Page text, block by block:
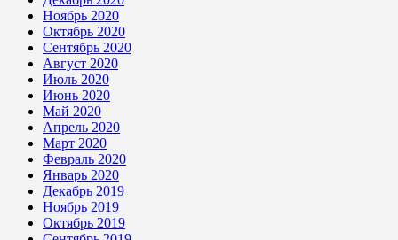
Ноябрь 2020
Октябрь 2020
Сентябрь 2020
Август 2020
Июль 2020
Июнь 2020
Май 2020
Апрель 2020
Март 2020
Февраль 2020
Январь 2020
Декабрь 2019
Ноябрь 2019
Октябрь 2019